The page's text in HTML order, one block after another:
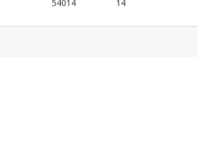
54014 14